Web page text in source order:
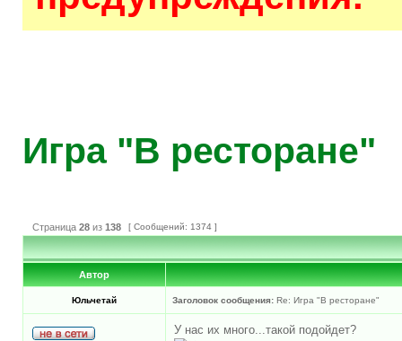
Игра "В ресторане"
Страница 28 из 138 [ Сообщений: 1374 ]
Автор
Юльчетай Заголовок сообщения: Re: Игра "В ресторане"
У нас их много...такой подойдет?